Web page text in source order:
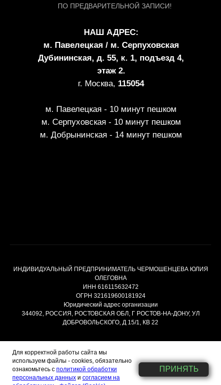
НАШ АДРЕС:
м. Павелецкая / м. Серпуховская
Дубининская, д. 55, к. 1, подъезд 4,
этаж 2.
г. Москва, 115054
м. Павелецкая - 10 минут пешком
м. Серпуховская - 10 минут пешком
м. Добрынинская - 14 минут пешком
ПО ПРЕДВАРИТЕЛЬНОЙ ЗАПИСИ!
ИНДИВИДУАЛЬНЫЙ ПРЕДПРИНИМАТЕЛЬ ЧЕРМОШЕНЦЕВА ЮЛИЯ
ОЛЕГОВНА
ИНН 616115632472
ОГРН 321619600181924
Юридический адрес организации
344092, РОССИЯ, РОСТОВСКАЯ ОБЛ, Г РОСТОВ-НА-ДОНУ, УЛ
ДОБРОВОЛЬСКОГО, Д 15/1, КВ 22
Договор публичной оферты
Политика обработки персональных данных
Согласие на обработку персональных данных
Для корректной работы сайта мы
используем файлы - cookies, обязательно
ознакомьтесь с политикой обработки
персональных данных и согласием на
ПРИНЯТЬ